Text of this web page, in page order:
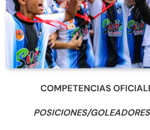
COMPETENCIAS
POSICIONES/